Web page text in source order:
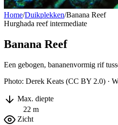
Home/Duikplekken/Banana Reef
Hurghada reefintermediate
Banana Reef
Een gebogen, bananenvormig rif
Photo: Derek Keats (CC BY 2.0) ·
Max. diepte
22 m
Zicht